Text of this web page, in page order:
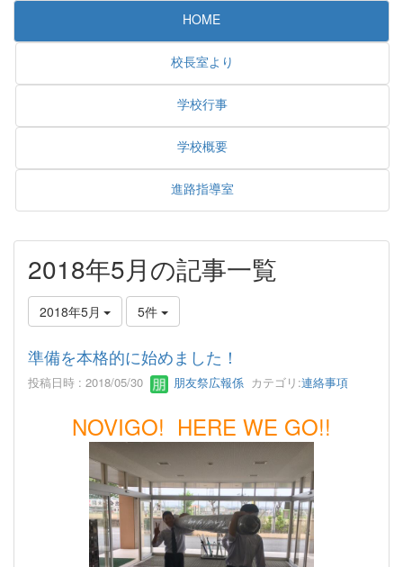
HOME
校長室より
学校行事
学校概要
進路指導室
2018年5月の記事一覧
2018年5月 5件
準備を本格的に始めました！
投稿日時 : 2018/05/30 朋友祭広報係 カテゴリ:連絡事項
NOVIGO! HERE WE GO!!